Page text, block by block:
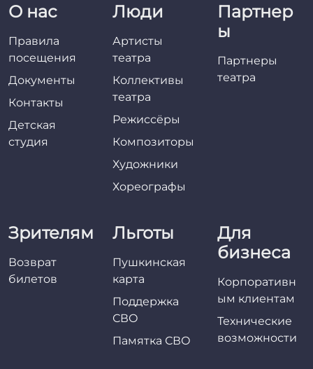
О нас
Правила
посещения
Документы
Контакты
Детская
студия
Люди
Артисты
театра
Коллективы
театра
Режиссёры
Композиторы
Художники
Хореографы
Партнер
ы
Партнеры
театра
Зрителям
Возврат
билетов
Льготы
Пушкинская
карта
Поддержка
СВО
Памятка СВО
Для
бизнеса
Корпоративн
ым клиентам
Технические
возможности